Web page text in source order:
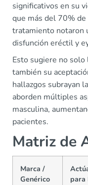
significativos en su
que más del 70%
tratamiento notaron
disfunción eréctil y
Esto sugiere no solo
también su
hallazgos subrayan
aborden múltiples
masculina,
pacientes.
Matriz de
Marca /
Genérico
para